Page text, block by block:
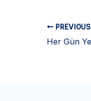
PREVIOUS